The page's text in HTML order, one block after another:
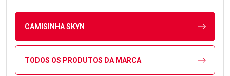
CAMISINHA SKYN
TODOS OS PRODUTOS DA MARCA